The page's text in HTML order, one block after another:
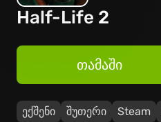
Half-Life 2
ექშენი შუთერი Steam
თამაში